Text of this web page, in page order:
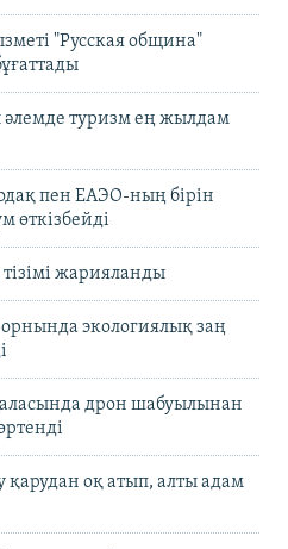
"Русская община"
туризм ең жылдам
пен ЕАЭО-ның бірін
өткізбейді
тізімі жарияланды
экологиялық заң
дрон шабуылынан
қарудан оқ атып, алты адам